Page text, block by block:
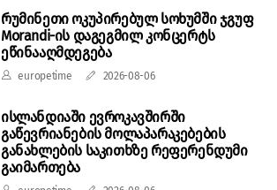
რუმინეთი ოკუპირებულ სოხუმში ჯგუფ
Morandi-ის დაგეგმილ კონცერტს
ეწინააღმდეგება
europetime 2026-08-06
ისლანდიაში ევროკავშირში
გაწევრიანების მოლაპარაკებების
განახლების საკითხზე რეფერენდუმი
გაიმართება